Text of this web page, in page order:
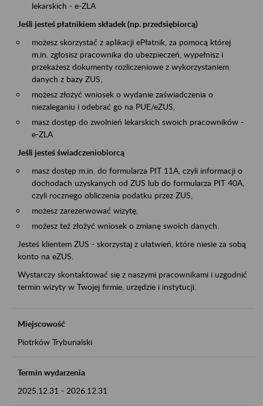
lekarskich - e-ZLA
Jeśli jesteś płatnikiem składek (np. przedsiębiorcą)
możesz skorzystać z aplikacji ePłatnik, za pomocą której
m.in. zgłosisz pracownika do ubezpieczeń, wypełnisz i
przekażesz dokumenty rozliczeniowe z wykorzystaniem
danych z bazy ZUS,
możesz złożyć wniosek o wydanie zaświadczenia o
niezaleganiu i odebrać go na PUE/eZUS,
masz dostęp do zwolnień lekarskich swoich pracowników -
e-ZLA
Jeśli jesteś świadczeniobiorcą
masz dostęp m.in. do formularza PIT 11A, czyli informacji o
dochodach uzyskanych od ZUS lub do formularza PIT 40A,
czyli rocznego obliczenia podatku przez ZUS,
możesz zarezerwować wizytę,
możesz też złożyć wniosek o zmianę swoich danych.
Jesteś klientem ZUS - skorzystaj z ułatwień, które niesie za sobą
konto na eZUS.
Wystarczy skontaktować się z naszymi pracownikami i uzgodnić
termin wizyty w Twojej firmie, urzędzie i instytucji.
Miejscowość
Piotrków Trybunalski
Termin wydarzenia
2025.12.31 - 2026.12.31